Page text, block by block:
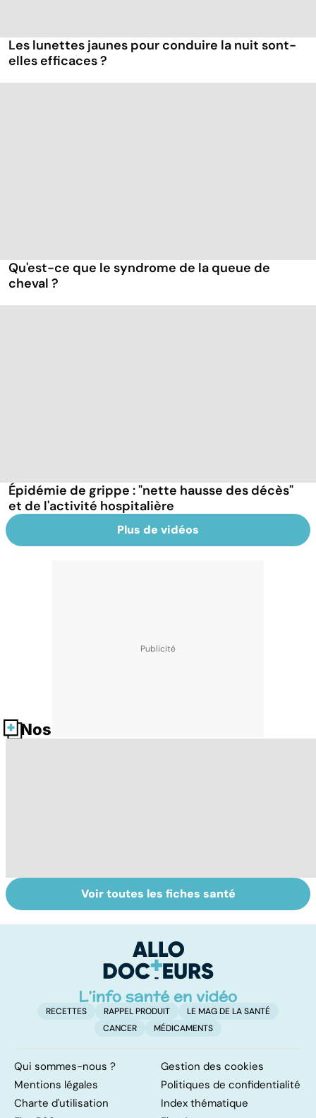
Les lunettes jaunes pour conduire la nuit sont-
elles efficaces ?
Qu'est-ce que le syndrome de la queue de
cheval ?
Épidémie de grippe : "nette hausse des décès"
et de l'activité hospitalière
Plus de vidéos
Nos fiches santé
La main, un outil
utile mais fragile
Pneumothorax :
quand l'air
poumons
Voir toutes les fiches santé
RECETTES RAPPEL PRODUIT
LE MAG DE LA SANTÉ
CANCER
MÉDICAMENTS
Qui sommes-nous ?
Gestion des cookies
Mentions légales
Politiques de confidentialité
Charte d'utilisation
Index thématique